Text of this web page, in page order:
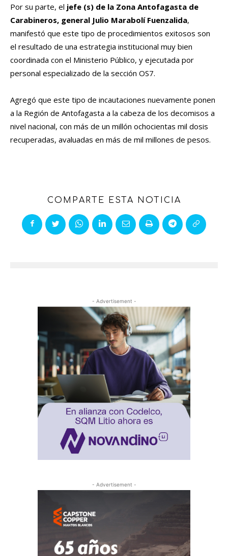
Por su parte, el jefe (s) de la Zona Antofagasta de
Carabineros, general Julio Marabolí Fuenzalida,
manifestó que este tipo de procedimientos exitosos son
el resultado de una estrategia institucional muy bien
coordinada con el Ministerio Público, y ejecutada por
personal especializado de la sección OS7.
Agregó que este tipo de incautaciones nuevamente ponen
a la Región de Antofagasta a la cabeza de los decomisos a
nivel nacional, con más de un millón ochocientas mil dosis
recuperadas, avaluadas en más de mil millones de pesos.
COMPARTE ESTA NOTICIA
- Advertisement -
- Advertisement -